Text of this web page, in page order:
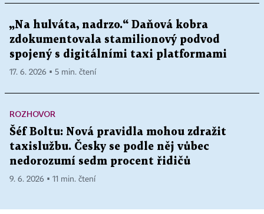
„Na hulváta, nadrzo.“ Daňová kobra
zdokumentovala stamilionový podvod
spojený s digitálními taxi platformami
17. 6. 2026 ▪ 5 min. čtení
ROZHOVOR
Šéf Boltu: Nová pravidla mohou zdražit
taxislužbu. Česky se podle něj vůbec
nedorozumí sedm procent řidičů
9. 6. 2026 ▪ 11 min. čtení